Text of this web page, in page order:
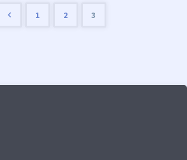
1 2 3